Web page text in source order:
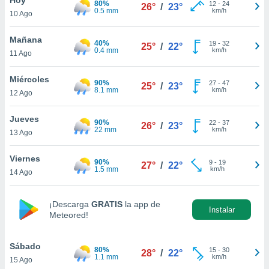
en
más
nuestra
de
aceptar
de
10 Ago
80%
0.5 mm
26° / 23° 12- 24
km/h
Mañana
11 Ago
40%
0.4 mm
25° / 22° 19- 32
km/h
Miércoles
12 Ago
90%
8.1 mm
25° / 23° 27- 47
km/h
Jueves
13 Ago
90%
22 mm
26° / 23° 22- 37
km/h
Viernes
14 Ago
90%
1.5 mm
27° / 22° 9- 19
km/h
¡Descarga GRATIS la app de
Meteored!
Instalar
Sábado
15 Ago
80%
1.1 mm
28° / 22° 15- 30
km/h